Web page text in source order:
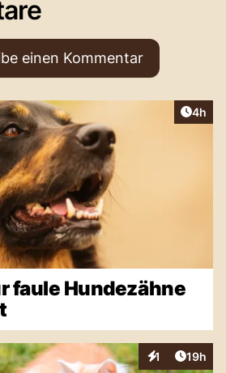
einen Kommentar
4h
faule Hundezähne
1
Interaktionen
Artikel
19h